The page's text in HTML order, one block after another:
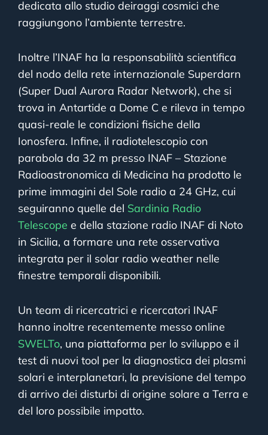
dedicata allo studio deiraggi cosmici che
raggiungono l’ambiente terrestre.
Inoltre l’INAF ha la responsabilità scientifica
del nodo della rete internazionale Superdarn
(Super Dual Aurora Radar Network), che si
trova in Antartide a Dome C e rileva in tempo
quasi-reale le condizioni fisiche della
Ionosfera. Infine, il radiotelescopio con
parabola da 32 m presso INAF – Stazione
Radioastronomica di Medicina ha prodotto le
prime immagini del Sole radio a 24 GHz, cui
seguiranno quelle del Sardinia Radio
Telescope e della stazione radio INAF di Noto
in Sicilia, a formare una rete osservativa
integrata per il solar radio weather nelle
finestre temporali disponibili.
Un team di ricercatrici e ricercatori INAF
hanno inoltre recentemente messo online
SWELTo, una piattaforma per lo sviluppo e il
test di nuovi tool per la diagnostica dei plasmi
solari e interplanetari, la previsione del tempo
di arrivo dei disturbi di origine solare a Terra e
del loro possibile impatto.